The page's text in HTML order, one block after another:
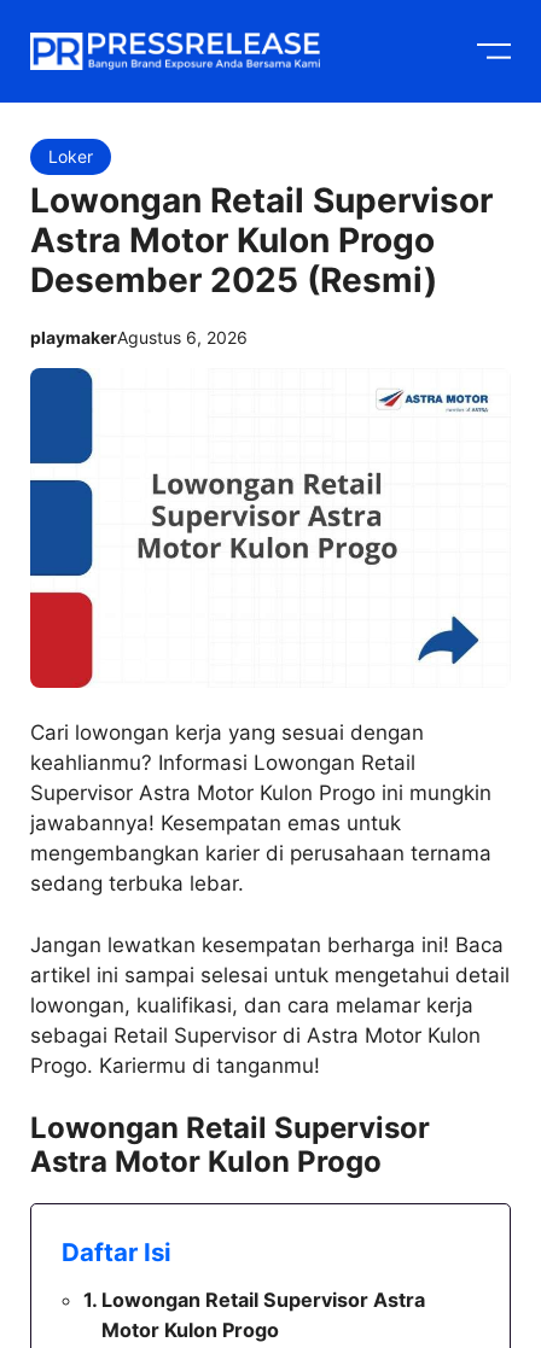
Loker
Lowongan Retail Supervisor
Astra Motor Kulon Progo
Desember 2025 (Resmi)
playmakerAgustus 6, 2026
Cari lowongan kerja yang sesuai dengan
keahlianmu? Informasi Lowongan Retail
Supervisor Astra Motor Kulon Progo ini mungkin
jawabannya! Kesempatan emas untuk
mengembangkan karier di perusahaan ternama
sedang terbuka lebar.
Jangan lewatkan kesempatan berharga ini! Baca
artikel ini sampai selesai untuk mengetahui detail
lowongan, kualifikasi, dan cara melamar kerja
sebagai Retail Supervisor di Astra Motor Kulon
Progo. Kariermu di tanganmu!
Lowongan Retail Supervisor
Astra Motor Kulon Progo
Daftar Isi
Lowongan Retail Supervisor Astra
Motor Kulon Progo